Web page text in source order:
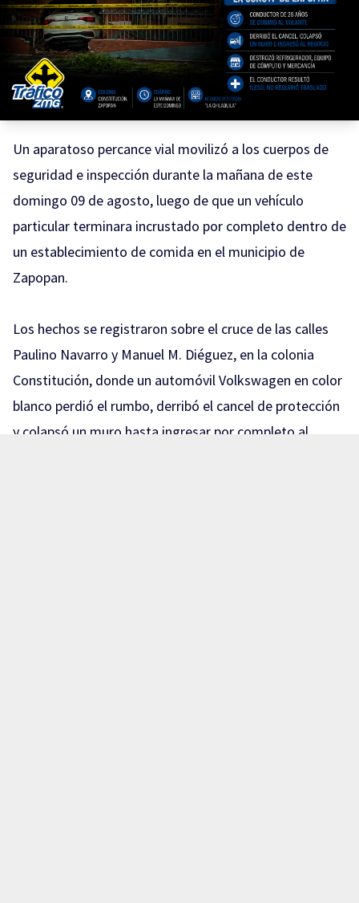
Un aparatoso percance vial movilizó a los cuerpos de
seguridad e inspección durante la mañana de este
domingo 09 de agosto, luego de que un vehículo
particular terminara incrustado por completo dentro de
un establecimiento de comida en el municipio de
Zapopan.
Los hechos se registraron sobre el cruce de las calles
Paulino Navarro y Manuel M. Diéguez, en la colonia
Constitución, donde un automóvil Volkswagen en color
blanco perdió el rumbo, derribó el cancel de protección
y colapsó un muro hasta ingresar por completo al